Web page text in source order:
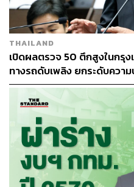
THAILAND
เปิดผลตรวจ 50 ตึกสูงในกรุ
ทางรถดับเพลิง ยกระดับควา